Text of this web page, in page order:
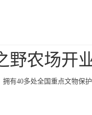
野农场开
有40多处全国重点文物保